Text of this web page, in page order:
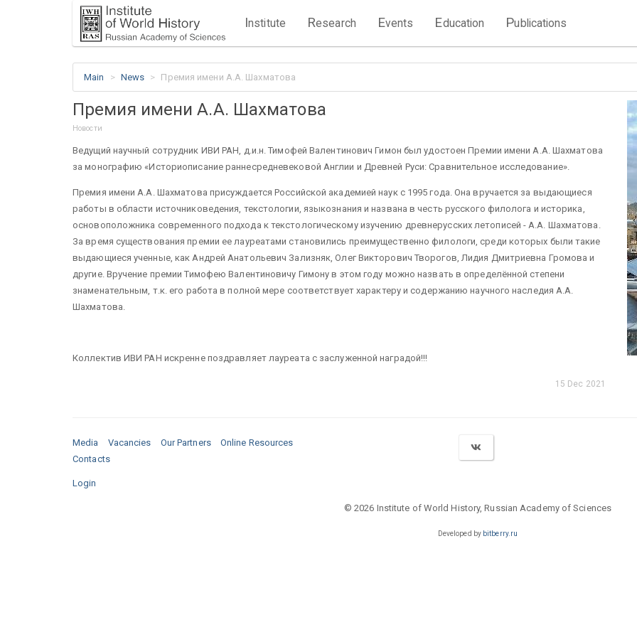
Institute Research Events Education Publications
Main News Премия имени А.А. Шахматова
Премия имени А.А. Шахматова
Новости
Ведущий научный сотрудник ИВИ РАН, д.и.н. Тимофей Валентинович Гимон был удостоен Премии имени А.А. Шахматова
за монографию «Историописание раннесредневековой Англии и Древней Руси: Сравнительное исследование».
Премия имени А.А. Шахматова присуждается Российской академией наук с 1995 года. Она вручается за выдающиеся
работы в области источниковедения, текстологии, языкознания и названа в честь русского филолога и историка,
основоположника современного подхода к текстологическому изучению древнерусских летописей - А.А. Шахматова.
За время существования премии ее лауреатами становились преимущественно филологи, среди которых были такие
выдающиеся ученные, как Андрей Анатольевич Зализняк, Олег Викторович Творогов, Лидия Дмитриевна Громова и
другие. Вручение премии Тимофею Валентиновичу Гимону в этом году можно назвать в определённой степени
знаменательным, т.к. его работа в полной мере соответствует характеру и содержанию научного наследия А.А.
Шахматова.
Коллектив ИВИ РАН искренне поздравляет лауреата с заслуженной наградой!!!
15 Dec 2021
Media Vacancies Our Partners
Online Resources
Contacts
Login
© 2026 Institute of World History, Russian Academy of Sciences
Developed by bitberry.ru